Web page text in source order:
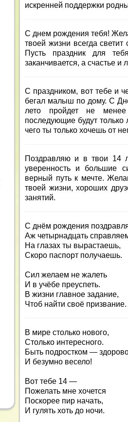
искренней поддержки
С днем рождения тебя!
твоей жизни всегда
Пусть праздник для
заканчивается, а счастье
С праздником, вот тебе и
бегал малыш по дому. С
лето пройдет не
последующие будут только
чего ты только хочешь от
Поздравляю и в твои 14
уверенность и большие
верный путь к мечте.
твоей жизни, хороших
занятий.
С днём рождения
Аж четырнадцать
На глазах ты вырастаешь,
Скоро паспорт получаешь.
Сил желаем не жалеть
И в учёбе преуспеть.
В жизни главное задание,
Чтоб найти своё призвание.
В мире столько нового,
Столько интересного.
Быть подростком —
И безумно весело!
Вот тебе 14 —
Пожелать мне хочется
Поскорее пир начать,
И гулять хоть до ночи.